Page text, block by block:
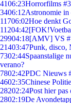
4106:23Horrorfilms
3406:12Astronomie
11706:02Hoe denkt
11204:42
29904:18[AMV] VS
21403:47Punk, disco,
7302:44Spaanstalige
verano?
7802:42PDC Nieuws
4602:35Chinese
28202:24Post hier
2802:19De